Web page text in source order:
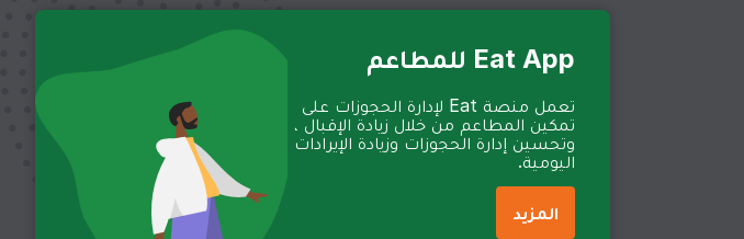
Eat App للمطاعم
تعمل منصة Eat لإدارة الحجوزات على
تمكين المطاعم من خلال زيادة الإقبال ،
وتحسين إدارة الحجوزات وزيادة الإيرادات
اليومية.
المزيد